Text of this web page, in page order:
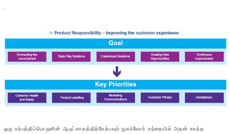
.
ஒரு உற்பத்திப்பொருளின் ஆயுட்காலத்திற்கேற்பவும் நுகர்வோர் சந்தையில் அதன் உகந்த